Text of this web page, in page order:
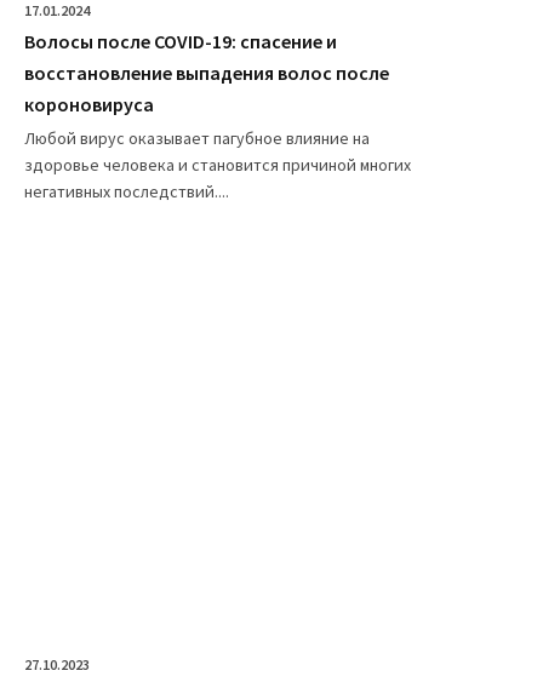
17.01.2024
Волосы после COVID-19: спасение и
восстановление выпадения волос после
короновируса
Любой вирус оказывает пагубное влияние на
здоровье человека и становится причиной многих
негативных последствий....
27.10.2023